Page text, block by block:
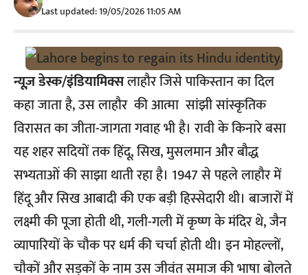
Last updated: 19/05/2026 11:05 AM
न्यूज़ डेस्क/इंडियामिक्सलाहौर जिसे पाकिस्तान का दिल
कहा जाता है, उस लाहौर की आत्मा सांझी सांस्कृतिक
विरासत का जीता-जागता गवाह भी है। रावी के किनारे बसा
यह शहर सदियों तक हिंदू, सिख, मुसलमान और बौद्ध
सभ्यताओं की साझा थाती रहा है। 1947 से पहले लाहौर में
हिंदू और सिख आबादी की एक बड़ी हिस्सेदारी थी। बाजारों में
लक्ष्मी की पूजा होती थी, गली-गली में कृष्ण के मंदिर थे, जैन
व्यापारियों के चौक पर धर्म की चर्चा होती थी। इन मोहल्लों,
चौकों और सड़कों के नाम उस जीवंत समाज की भाषा बोलते